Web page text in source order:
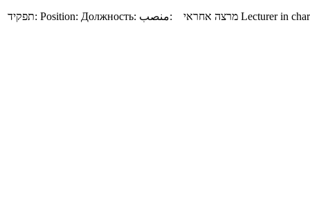
תפקיד: Position: Должность: منصب: מרצה אחראי Lecturer in